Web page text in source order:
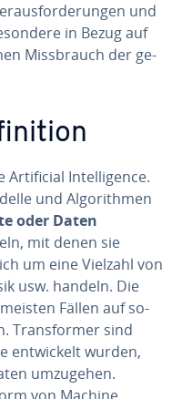
und
in Bezug auf
Miss­brauch der ge­
Ar­ti­fi­ci­al In­tel­li­gence.
und Al­go­rith­men
oder Daten
mit denen sie
um eine Vielzahl von
usw. handeln. Die
Fällen auf so­
Trans­for­mer sind
ent­wi­ckelt wurden,
umzugehen.